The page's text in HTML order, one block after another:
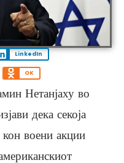
LinkedIn
OK
Нетанјаху во
дека секоја
воени акции